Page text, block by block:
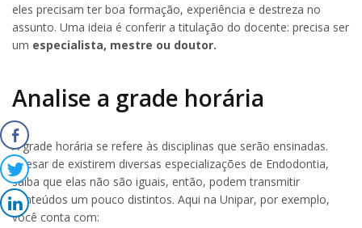
eles precisam ter boa formação, experiência e destreza no
assunto. Uma ideia é conferir a titulação do docente: precisa ser
um especialista, mestre ou doutor.
Analise a grade horária
A grade horária se refere às disciplinas que serão ensinadas.
Apesar de existirem diversas especializações de Endodontia,
saiba que elas não são iguais, então, podem transmitir
conteúdos um pouco distintos. Aqui na Unipar, por exemplo,
você conta com: